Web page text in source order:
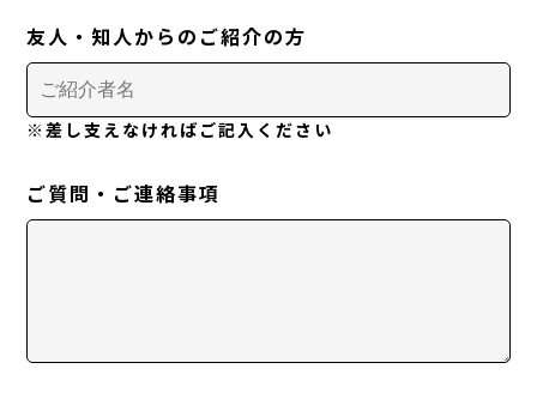
友人・知人からのご紹介の方
※差し支えなければご記入ください
ご質問・ご連絡事項